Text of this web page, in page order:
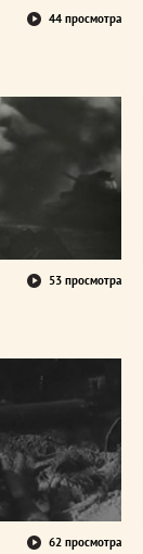
44 просмотра
53 просмотра
62 просмотра